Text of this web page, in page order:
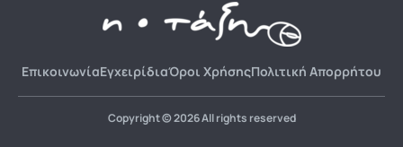
ΕπικοινωνίαΕγχειρίδιαΌροι ΧρήσηςΠολιτική Απορρήτου
Copyright © 2026 All rights reserved